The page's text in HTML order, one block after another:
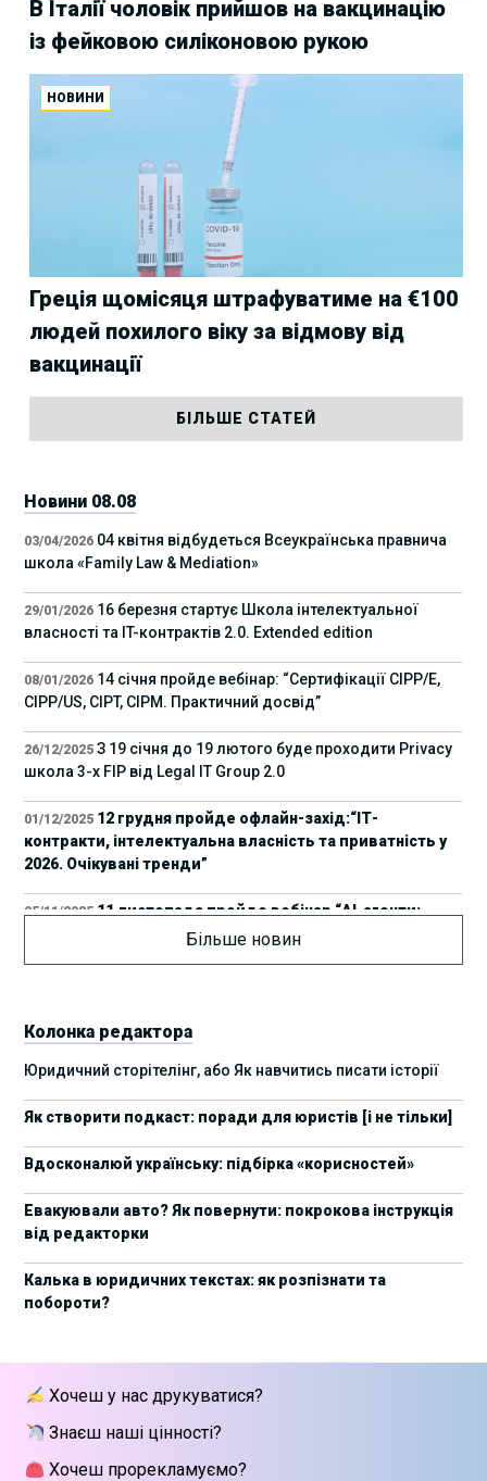
В Італії чоловік прийшов на вакцинацію
із фейковою силіконовою рукою
НОВИНИ
Греція щомісяця штрафуватиме на €100
людей похилого віку за відмову від
вакцинації
БІЛЬШЕ СТАТЕЙ
Новини 08.08
03/04/2026 04 квітня відбудеться Всеукраїнська правнича
школа «Family Law & Mediation»
29/01/2026 16 березня стартує Школа інтелектуальної
власності та IT-контрактів 2.0. Extended edition
08/01/2026 14 січня пройде вебінар: “Сертифікації СІРР/Е,
CIPP/US, CIPT, CIPM. Практичний досвід”
26/12/2025 З 19 січня до 19 лютого буде проходити Privacy
школа 3-х FIP від Legal IT Group 2.0
01/12/2025 12 грудня пройде офлайн-захід:“ІТ-
контракти, інтелектуальна власність та приватність у
2026. Очікувані тренди”
05/11/2025 11 листопада пройде вебінар “AI-агенти:
прайвесі, IP та комплаєнс ризики”
17 листопада стартує Школа юридичної
підтримки ШІ-проєктів від Legal IT Group
19/09/2025 4 жовтня пройде щорічний забіг до Дня
18/09/2025
09/09/2025 10 жовтня пройдуть XII Міжнародні
01/09/2025 15 вересня стартує сучасна школа
IT Group
25/06/2025
Як юристу працювати з IT-договорами?
Навчання від Laba
Більше новин
Колонка редактора
Юридичний сторітелінг, або Як навчитись писати історії
Як створити подкаст: поради для юристів [і не тільки]
Вдосконалюй українську: підбірка «корисностей»
Евакуювали авто? Як повернути: покрокова інструкція
від редакторки
Калька в юридичних текстах: як розпізнати та
побороти?
Хочеш у нас друкуватися?
Знаєш наші цінності?
Хочеш прорекламуємо?